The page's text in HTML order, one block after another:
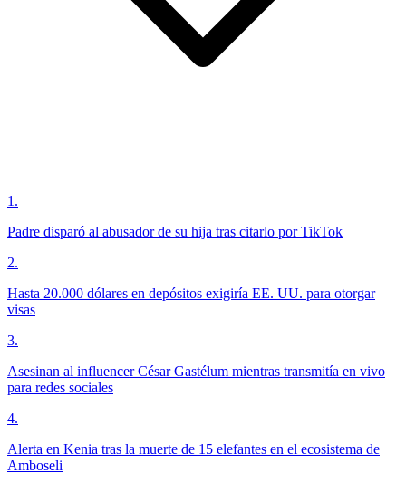
1 .
Padre disparó al abusador de su hija tras citarlo por TikTok
2.
Hasta 20.000 dólares en depósitos exigiría EE. UU. para otorgar
visas
3.
Asesinan al influencer César Gastélum mientras transmitía en vivo
para redes sociales
4.
Alerta en Kenia tras la muerte de 15 elefantes en el ecosistema de
Amboseli